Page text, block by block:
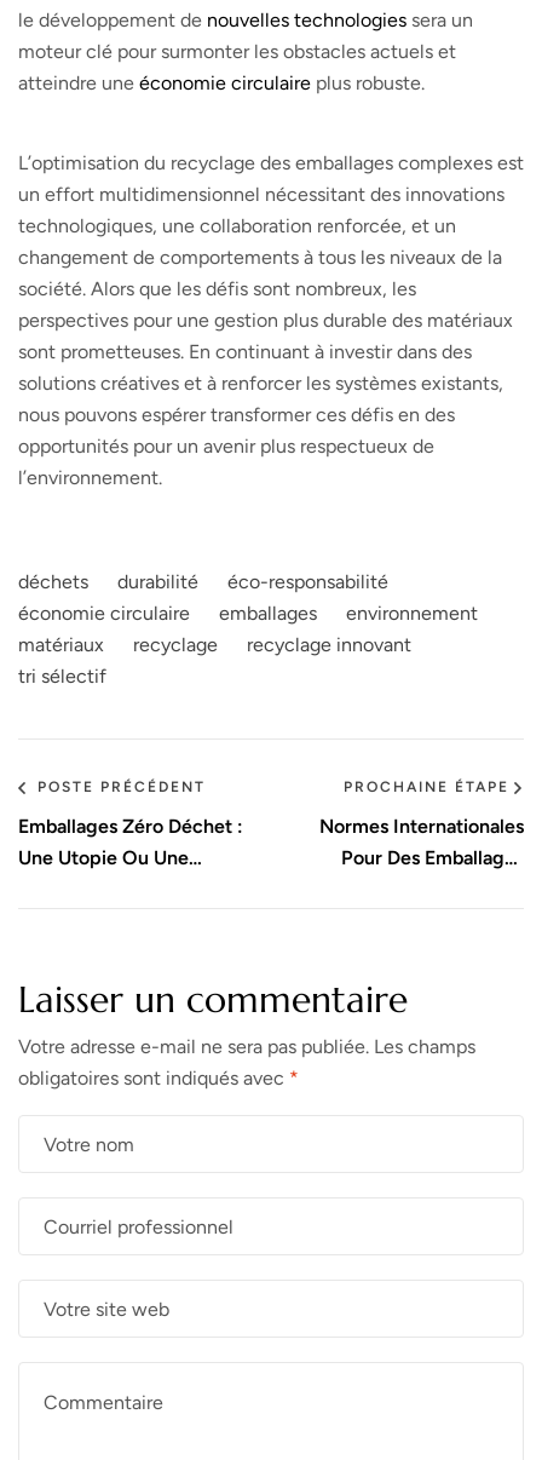
le développement de nouvelles technologies sera un
moteur clé pour surmonter les obstacles actuels et
atteindre une économie circulaire plus robuste.
L’optimisation du recyclage des emballages complexes est
un effort multidimensionnel nécessitant des innovations
technologiques, une collaboration renforcée, et un
changement de comportements à tous les niveaux de la
société. Alors que les défis sont nombreux, les
perspectives pour une gestion plus durable des matériaux
sont prometteuses. En continuant à investir dans des
solutions créatives et à renforcer les systèmes existants,
nous pouvons espérer transformer ces défis en des
opportunités pour un avenir plus respectueux de
l’environnement.
déchets durabilité
éco-responsabilité
économie circulaire
emballages
environnement
matériaux
recyclage
recyclage innovant
tri sélectif
POSTE PRÉCÉDENT
Emballages Zéro Déchet :
Une Utopie Ou Une
PROCHAINE ÉTAPE
Normes Internationales
Pour Des Emballages
Laisser un commentaire
Votre adresse e-mail ne sera pas publiée. Les champs
obligatoires sont indiqués avec *